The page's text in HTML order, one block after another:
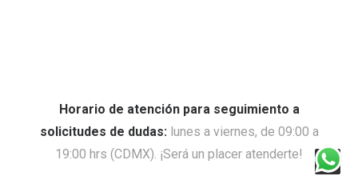
Horario de atención para seguimiento a
solicitudes de dudas:lunes a viernes, de 09:00 a
19:00 hrs (CDMX). ¡Será un placer atenderte!